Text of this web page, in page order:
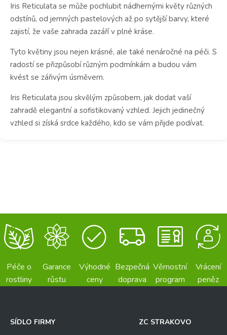
Iris Reticulata se může pochlubit nádhernými květy různých
odstínů, od jemných pastelových až po sytější barvy, které
zajistí, že vaše zahrada zazáří v plné kráse.
Tyto květiny jsou nejen krásné, ale také nenáročné na péči. S
radostí se přizpůsobí různým podmínkám a budou vám
kvést se zářivým úsměvem.
Iris Reticulata jsou skvělým způsobem, jak dodat vaší
zahradě elegantní a sofistikovaný vzhled. Jejich jedinečný
vzhled si získá srdce každého, kdo se vám přijde podívat.
Péče o
rostliny
Garance
růstu
Výhodné
ceny
Bezpečná
doprava
Věrnostní
program
Vrácení
peněz
SÍDLO FIRMY
ZC STRAKOVO